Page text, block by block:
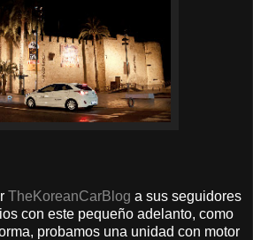
TheKoreanCarBlog a sus seguidores
con este pequeño adelanto, como
probamos una unidad con motor